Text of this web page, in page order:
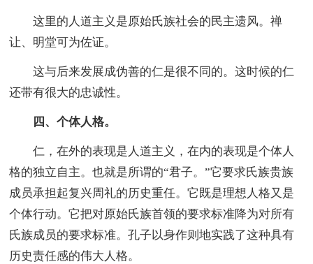
这里的人道主义是原始氏族社会的民主遗风。禅
让、明堂可为佐证。
这与后来发展成伪善的仁是很不同的。这时候的仁
还带有很大的忠诚性。
四、个体人格。
仁，在外的表现是人道主义，在内的表现是个体人
格的独立自主。也就是所谓的“君子。”它要求氏族贵族
成员承担起复兴周礼的历史重任。它既是理想人格又是
个体行动。它把对原始氏族首领的要求标准降为对所有
氏族成员的要求标准。孔子以身作则地实践了这种具有
历史责任感的伟大人格。